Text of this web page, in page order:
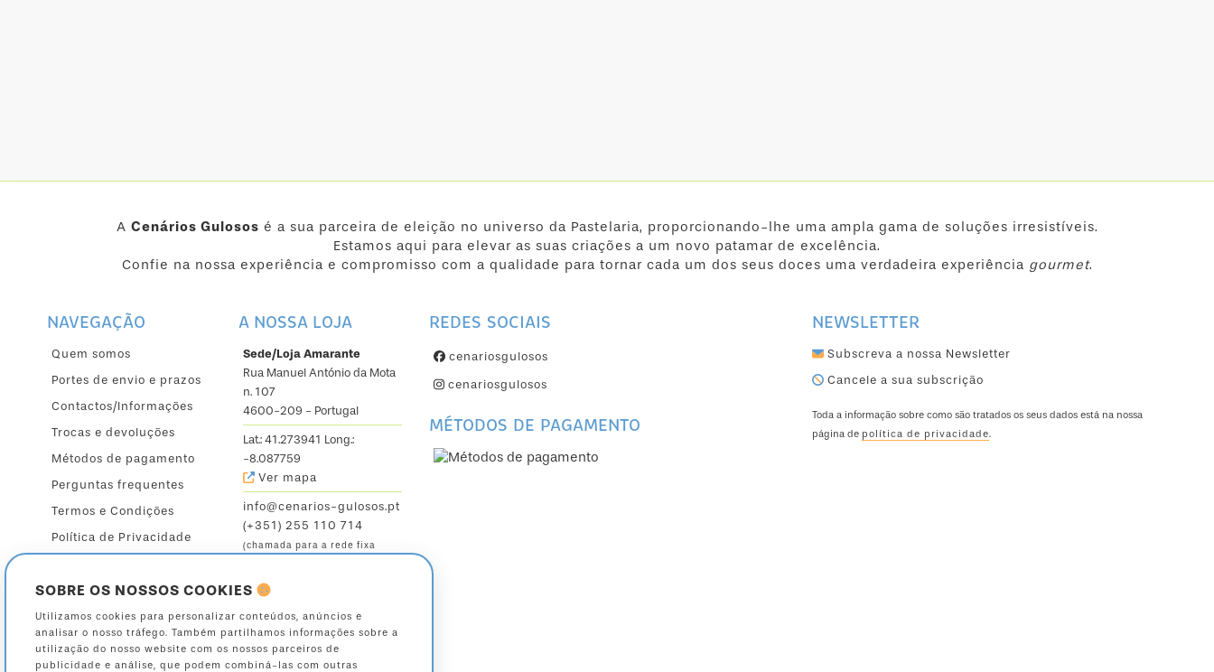
A Cenários Gulosos é a sua parceira de eleição no universo da Pastelaria, proporcionando-lhe uma ampla gama de soluções irresistíveis.
Estamos aqui para elevar as suas criações a um novo patamar de excelência.
Confie na nossa experiência e compromisso com a qualidade para tornar cada um dos seus doces uma verdadeira experiência gourmet.
NAVEGAÇÃO
Quem somos
Portes de envio e prazos
Contactos/Informações
Trocas e devoluções
Métodos de pagamento
Perguntas frequentes
Termos e Condições
Política de Privacidade
A NOSSA LOJA
Sede/Loja Amarante
Rua Manuel António da Mota
n. 107
4600-209 - Portugal
Lat.: 41.273941 Long.:
-8.087759
Ver mapa
info@cenarios-gulosos.pt
(+351) 255 110 714
(chamada para a rede fixa
Seg. a Sex.: 9:30 - 12:30 /
14:30 - 19h
Sáb.: 9:30 - 13:00
REDES SOCIAIS
cenariosgulosos
cenariosgulosos
MÉTODOS DE PAGAMENTO
NEWSLETTER
Subscreva a nossa Newsletter
Cancele a sua subscrição
Toda a informação sobre como são tratados os seus dados está na nossa
página de política de privacidade.
SOBRE OS NOSSOS COOKIES
Utilizamos cookies para personalizar conteúdos, anúncios e
analisar o nosso tráfego. Também partilhamos informações sobre a
utilização do nosso website com os nossos parceiros de
publicidade e análise, que podem combiná-las com outras